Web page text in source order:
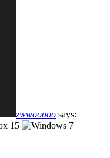
zwwooooo says: